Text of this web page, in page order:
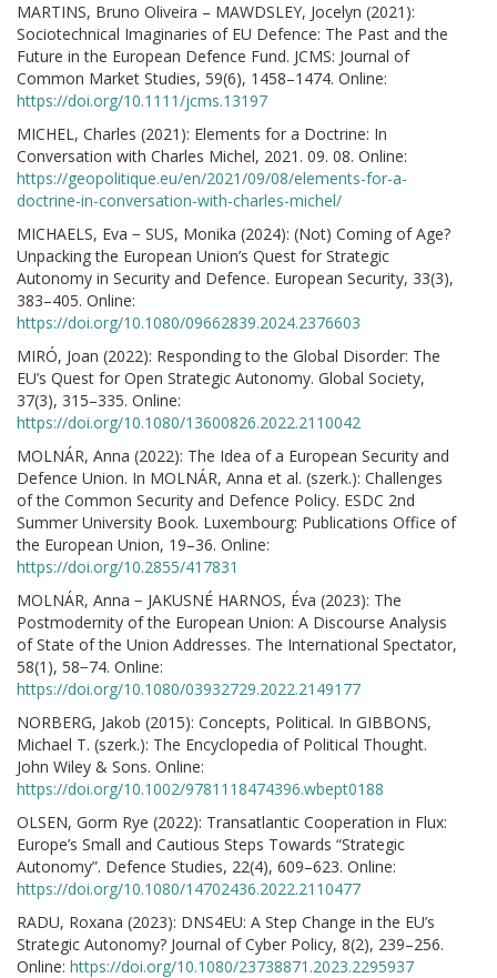
MARTINS, Bruno Oliveira – MAWDSLEY, Jocelyn (2021):
Sociotechnical Imaginaries of EU Defence: The Past and the
Future in the European Defence Fund. JCMS: Journal of
Common Market Studies, 59(6), 1458–1474. Online:
https://doi.org/10.1111/jcms.13197
MICHEL, Charles (2021): Elements for a Doctrine: In
Conversation with Charles Michel, 2021. 09. 08. Online:
https://geopolitique.eu/en/2021/09/08/elements-for-a-
doctrine-in-conversation-with-charles-michel/
MICHAELS, Eva − SUS, Monika (2024): (Not) Coming of Age?
Unpacking the European Union’s Quest for Strategic
Autonomy in Security and Defence. European Security, 33(3),
383–405. Online:
https://doi.org/10.1080/09662839.2024.2376603
MIRÓ, Joan (2022): Responding to the Global Disorder: The
EU’s Quest for Open Strategic Autonomy. Global Society,
37(3), 315–335. Online:
https://doi.org/10.1080/13600826.2022.2110042
MOLNÁR, Anna (2022): The Idea of a European Security and
Defence Union. In MOLNÁR, Anna et al. (szerk.): Challenges
of the Common Security and Defence Policy. ESDC 2nd
Summer University Book. Luxembourg: Publications Office of
the European Union, 19–36. Online:
https://doi.org/10.2855/417831
MOLNÁR, Anna − JAKUSNÉ HARNOS, Éva (2023): The
Postmodernity of the European Union: A Discourse Analysis
of State of the Union Addresses. The International Spectator,
58(1), 58−74. Online:
https://doi.org/10.1080/03932729.2022.2149177
NORBERG, Jakob (2015): Concepts, Political. In GIBBONS,
Michael T. (szerk.): The Encyclopedia of Political Thought.
John Wiley & Sons. Online:
https://doi.org/10.1002/9781118474396.wbept0188
OLSEN, Gorm Rye (2022): Transatlantic Cooperation in Flux:
Europe’s Small and Cautious Steps Towards “Strategic
Autonomy”. Defence Studies, 22(4), 609–623. Online:
https://doi.org/10.1080/14702436.2022.2110477
RADU, Roxana (2023): DNS4EU: A Step Change in the EU’s
Strategic Autonomy? Journal of Cyber Policy, 8(2), 239–256.
Online: https://doi.org/10.1080/23738871.2023.2295937